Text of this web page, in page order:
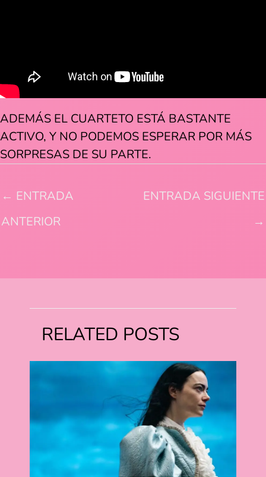
ADEMÁS EL CUARTETO ESTÁ BASTANTE
ACTIVO, Y NO PODEMOS ESPERAR POR MÁS
SORPRESAS DE SU PARTE.
← ENTRADA
ANTERIOR
ENTRADA SIGUIENTE
→
RELATED POSTS